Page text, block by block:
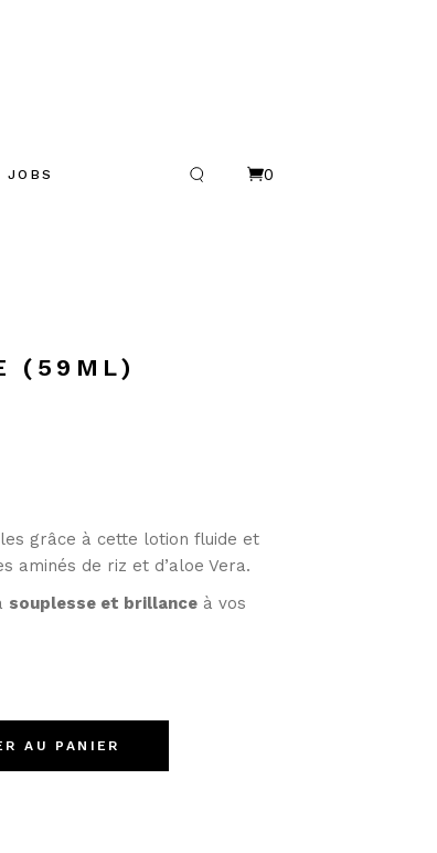
JOBS 0
(59ML)
grâce à cette lotion fluide et
aminés de riz et d’aloe Vera.
souplesse et brillance à vos
AU PANIER